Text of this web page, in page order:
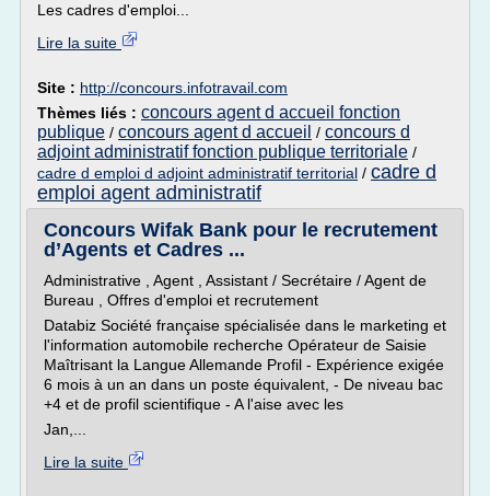
Les cadres d'emploi...
Lire la suite
Site : http://concours.infotravail.com
Thèmes liés : concours agent d accueil fonction
publique / concours agent d accueil / concours d
adjoint administratif fonction publique territoriale /
cadre d emploi d adjoint administratif territorial / cadre d
emploi agent administratif
Concours Wifak Bank pour le recrutement
d’Agents et Cadres ...
Administrative , Agent , Assistant / Secrétaire / Agent de
Bureau , Offres d'emploi et recrutement
Databiz Société française spécialisée dans le marketing et
l'information automobile recherche Opérateur de Saisie
Maîtrisant la Langue Allemande Profil - Expérience exigée
6 mois à un an dans un poste équivalent, - De niveau bac
+4 et de profil scientifique - A l'aise avec les
Jan,...
Lire la suite